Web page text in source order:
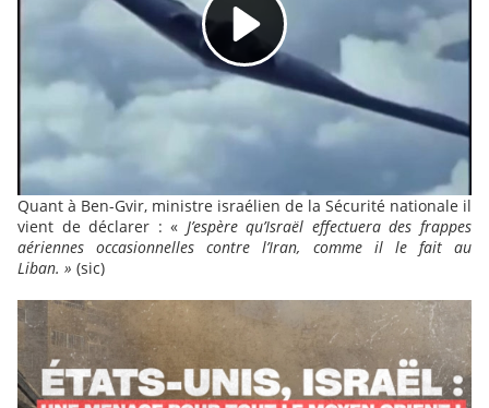
Quant à Ben-Gvir, ministre israélien de la Sécurité nationale il
vient de déclarer : « J’espère qu’Israël effectuera des frappes
aériennes occasionnelles contre l’Iran, comme il le fait au
Liban. » (sic)